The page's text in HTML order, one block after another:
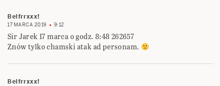
Belfrrxxx!
17 MARCA 2019 9:12
Sir Jarek 17 marca o godz. 8:48 262657
Znów tylko chamski atak ad personam.
Belfrrxxx!